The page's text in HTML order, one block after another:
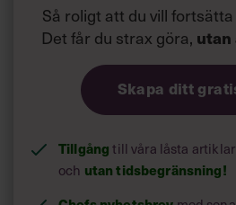
Så roligt att du vill
Det får du strax göra, utan
Skapa ditt
Tillgång till våra låsta
och utan tidsbegränsning!